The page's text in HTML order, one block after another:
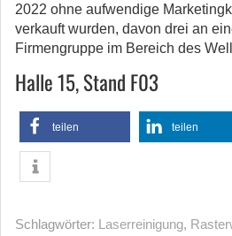
2022 ohne aufwendige
verkauft wurden, davon drei an
Firmengruppe im Bereich des
Halle 15, Stand F03
teilen teilen
Schlagwörter: Laserreinigung,